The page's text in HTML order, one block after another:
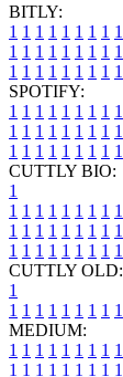
BITLY:
1 1 1 1 1 1 1 1 1
1 1 1 1 1 1 1 1 1
1 1 1 1 1 1 1 1 1
SPOTIFY:
1 1 1 1 1 1 1 1 1
1 1 1 1 1 1 1 1 1
1 1 1 1 1 1 1 1 1
CUTTLY BIO:
1
1 1 1 1 1 1 1 1 1
1 1 1 1 1 1 1 1 1
1 1 1 1 1 1 1 1 1
CUTTLY OLD:
1
1 1 1 1 1 1 1 1 1
MEDIUM:
1 1 1 1 1 1 1 1 1
1 1 1 1 1 1 1 1 1